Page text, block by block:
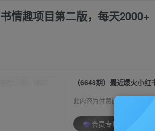
情趣项目第二版，每天2000+
（6648期）最近爆火小
此内容为付费阅读，请付费后
会员专属资源